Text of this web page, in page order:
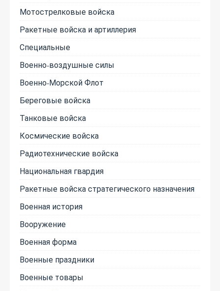
Мотострелковые войска
Ракетные войска и артиллерия
Специальные
Военно-воздушные силы
Военно-Морской Флот
Береговые войска
Танковые войска
Космические войска
Радиотехнические войска
Национальная гвардия
Ракетные войска стратегического назначения
Военная история
Вооружение
Военная форма
Военные праздники
Военные товары